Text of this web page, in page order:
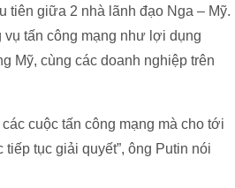
tiên giữa 2 nhà lãnh đạo Nga – Mỹ.
tấn công mạng như lợi dụng
Mỹ, cùng các doanh nghiệp trên
cuộc tấn công mạng mà cho tới
tục giải quyết”, ông Putin nói